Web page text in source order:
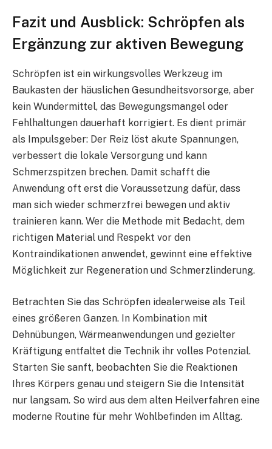
Fazit und Ausblick: Schröpfen als
Ergänzung zur aktiven Bewegung
Schröpfen ist ein wirkungsvolles Werkzeug im
Baukasten der häuslichen Gesundheitsvorsorge, aber
kein Wundermittel, das Bewegungsmangel oder
Fehlhaltungen dauerhaft korrigiert. Es dient primär
als Impulsgeber: Der Reiz löst akute Spannungen,
verbessert die lokale Versorgung und kann
Schmerzspitzen brechen. Damit schafft die
Anwendung oft erst die Voraussetzung dafür, dass
man sich wieder schmerzfrei bewegen und aktiv
trainieren kann. Wer die Methode mit Bedacht, dem
richtigen Material und Respekt vor den
Kontraindikationen anwendet, gewinnt eine effektive
Möglichkeit zur Regeneration und Schmerzlinderung.
Betrachten Sie das Schröpfen idealerweise als Teil
eines größeren Ganzen. In Kombination mit
Dehnübungen, Wärmeanwendungen und gezielter
Kräftigung entfaltet die Technik ihr volles Potenzial.
Starten Sie sanft, beobachten Sie die Reaktionen
Ihres Körpers genau und steigern Sie die Intensität
nur langsam. So wird aus dem alten Heilverfahren eine
moderne Routine für mehr Wohlbefinden im Alltag.